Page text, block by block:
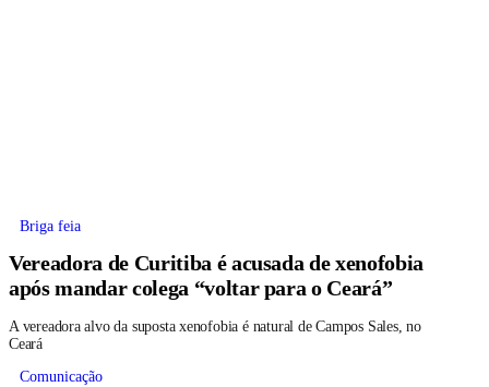
Briga feia
Vereadora de Curitiba é acusada de xenofobia
após mandar colega “voltar para o Ceará”
A vereadora alvo da suposta xenofobia é natural de Campos Sales, no
Ceará
Comunicação